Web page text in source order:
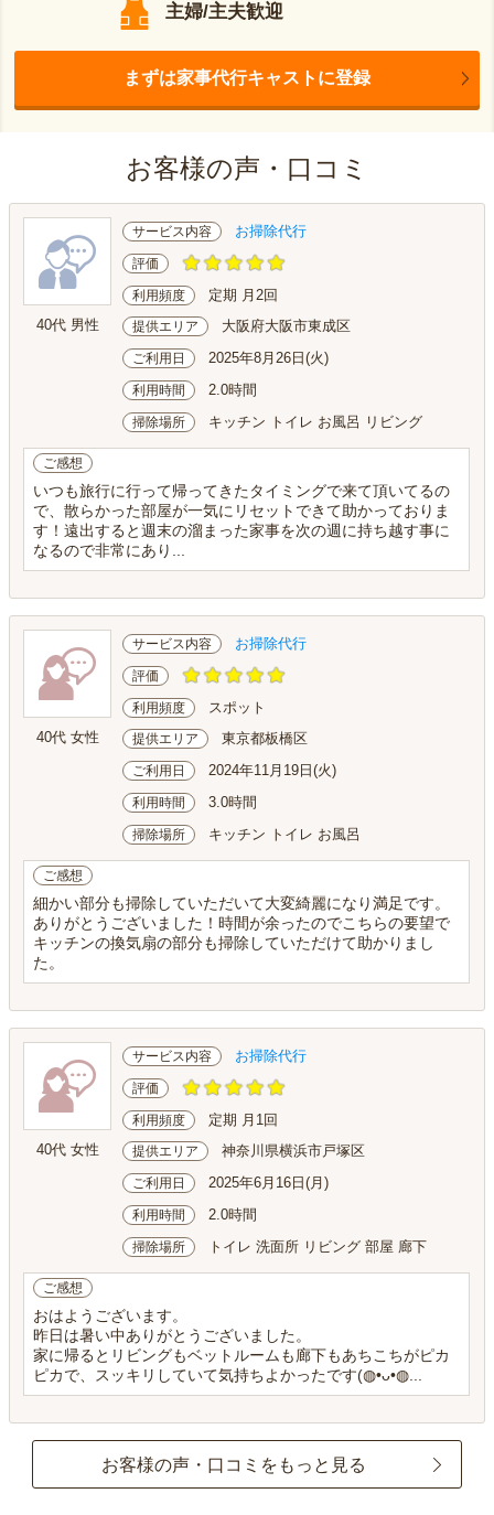
主婦/主夫歓迎
まずは家事代行キャストに登録
お客様の声・口コミ
40代 男性
サービス内容 お掃除代行
評価
利用頻度 定期 月2回
提供エリア 大阪府大阪市東成区
ご利用日 2025年8月26日(火)
利用時間 2.0時間
掃除場所 キッチン トイレ お風呂 リビング
ご感想
いつも旅行に行って帰ってきたタイミングで来て頂いてるの
で、散らかった部屋が一気にリセットできて助かっておりま
す！遠出すると週末の溜まった家事を次の週に持ち越す事に
なるので非常にあり...
40代 女性
サービス内容 お掃除代行
評価
利用頻度 スポット
提供エリア 東京都板橋区
ご利用日 2024年11月19日(火)
利用時間 3.0時間
掃除場所 キッチン トイレ お風呂
ご感想
細かい部分も掃除していただいて大変綺麗になり満足です。
ありがとうございました！時間が余ったのでこちらの要望で
キッチンの換気扇の部分も掃除していただけて助かりまし
た。
40代 女性
サービス内容 お掃除代行
評価
利用頻度 定期 月1回
提供エリア 神奈川県横浜市戸塚区
ご利用日 2025年6月16日(月)
利用時間 2.0時間
掃除場所 トイレ 洗面所 リビング 部屋 廊下
ご感想
おはようございます。
昨日は暑い中ありがとうございました。
家に帰るとリビングもベットルームも廊下もあちこちがピカ
ピカで、スッキリしていて気持ちよかったです(⁠◍⁠•⁠ᴗ⁠•⁠◍⁠...
お客様の声・口コミをもっと見る